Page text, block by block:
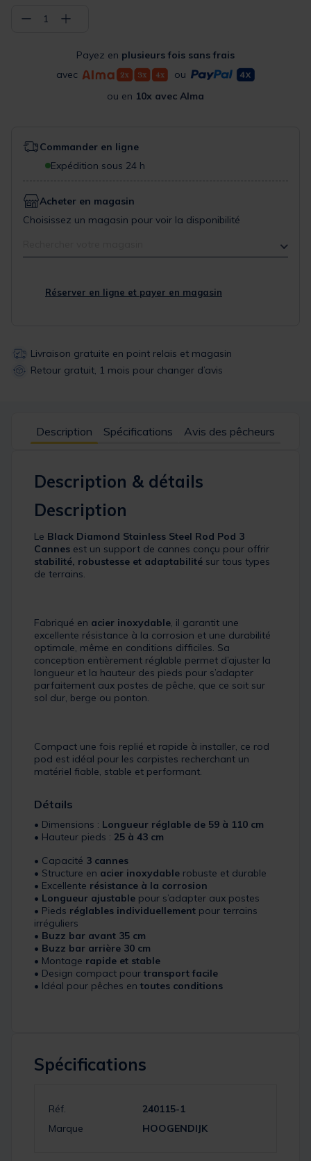
− 1 +
Payez en plusieurs fois sans frais
avec
ou
ou en 10x avec Alma
Commander en ligne
Expédition sous 24 h
Acheter en magasin
Choisissez un magasin pour voir la disponibilité
Réserver en ligne et payer en magasin
Livraison gratuite en point relais et magasin
Retour gratuit, 1 mois pour changer d’avis
Description Spécifications Avis des pêcheurs
Description & détails
Description
Le Black Diamond Stainless Steel Rod Pod 3
Cannes est un support de cannes conçu pour offrir
stabilité, robustesse et adaptabilité sur tous types
de terrains.
Fabriqué en acier inoxydable, il garantit une
excellente résistance à la corrosion et une durabilité
optimale, même en conditions difficiles. Sa
conception entièrement réglable permet d’ajuster la
longueur et la hauteur des pieds pour s’adapter
parfaitement aux postes de pêche, que ce soit sur
sol dur, berge ou ponton.
Compact une fois replié et rapide à installer, ce rod
pod est idéal pour les carpistes recherchant un
matériel fiable, stable et performant.
Détails
• Dimensions : Longueur réglable de 59 à 110 cm
• Hauteur pieds : 25 à 43 cm
• Capacité 3 cannes
• Structure en acier inoxydable robuste et durable
• Excellente résistance à la corrosion
• Longueur ajustable pour s’adapter aux postes
• Pieds réglables individuellement pour terrains
irréguliers
• Buzz bar avant 35 cm
• Buzz bar arrière 30 cm
• Montage rapide et stable
• Design compact pour transport facile
• Idéal pour pêches en toutes conditions
Spécifications
Réf.
240115-1
Marque
HOOGENDIJK